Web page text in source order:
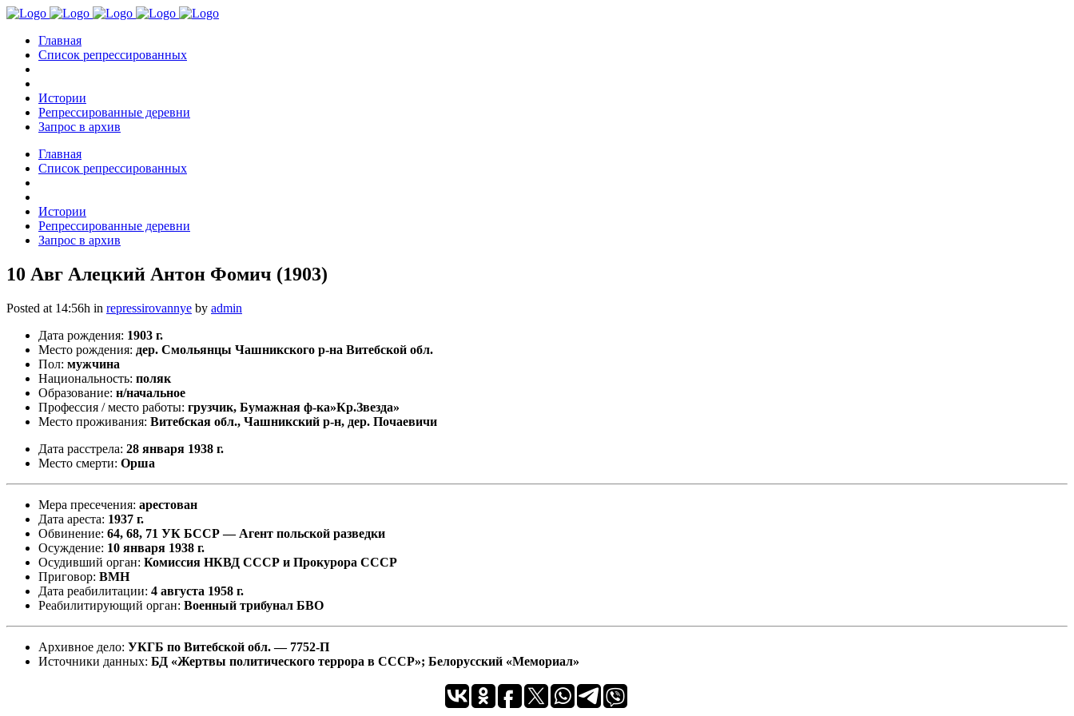
Главная
Список репрессированных
Истории
Репрессированные деревни
Запрос в архив
Главная
Список репрессированных
Истории
Репрессированные деревни
Запрос в архив
10 Авг Алецкий Антон Фомич (1903)
Posted at 14:56h in repressirovannye by admin
Дата рождения: 1903 г.
Место рождения: дер. Смольянцы Чашникского р-на Витебской обл.
Пол: мужчина
Национальность: поляк
Образование: н/начальное
Профессия / место работы: грузчик, Бумажная ф-ка»Кр.Звезда»
Место проживания: Витебская обл., Чашникский р-н, дер. Почаевичи
Дата расстрела: 28 января 1938 г.
Место смерти: Орша
Мера пресечения: арестован
Дата ареста: 1937 г.
Обвинение: 64, 68, 71 УК БССР — Агент польской разведки
Осуждение: 10 января 1938 г.
Осудивший орган: Комиссия НКВД СССР и Прокурора СССР
Приговор: ВМН
Дата реабилитации: 4 августа 1958 г.
Реабилитирующий орган: Военный трибунал БВО
Архивное дело: УКГБ по Витебской обл. — 7752-П
Источники данных: БД «Жертвы политического террора в СССР»; Белорусский «Мемориал»